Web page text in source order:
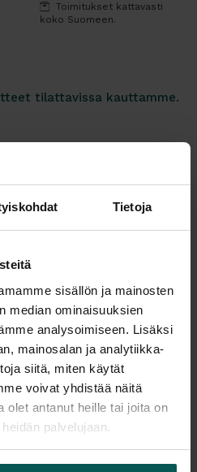
Tietoja
sisällön ja mainosten
median ominaisuuksien
analysoimiseen. Lisäksi
mainosalan ja analytiikka-
siitä, miten käytät
voivat yhdistää näitä
olet antanut heille tai joita on
palvelujaan.
Toimitukset kattavasti
koko Suomeen.
tilattavissa kauttamme.
1968 suunnittelemaan
tai opaalilasi korostaa
pehmeän tunnelman.
ja perforoitu metallinen
Ball-malliston
nykyaikaiseen
esimerkiksi
aulatiloihin,